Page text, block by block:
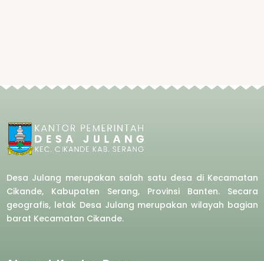
Desa Julang merupakan salah satu desa di Kecamatan
Cikande, Kabupaten Serang, Provinsi Banten. Secara
geografis, letak Desa Julang merupakan wilayah bagian
barat Kecamatan Cikande.